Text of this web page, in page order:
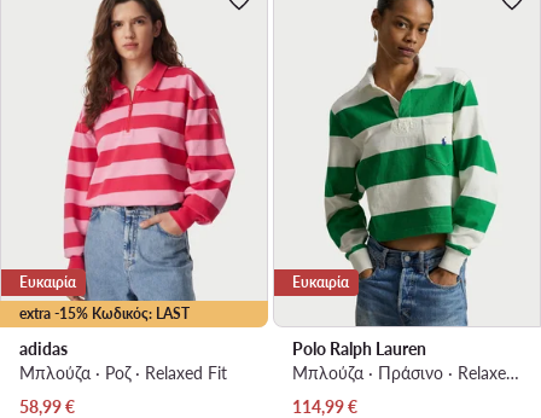
extra -15% Κωδικός: LAST
Ευκαιρία
adidas
Μπλούζα · Ροζ · Relaxed Fit
Τρέχουσα τιμή
58,99€
Ευκαιρία
Polo Ralph Lauren
Μπλούζα · Πράσινο · Relaxed Fit
Τρέχουσα τιμή
114,99€